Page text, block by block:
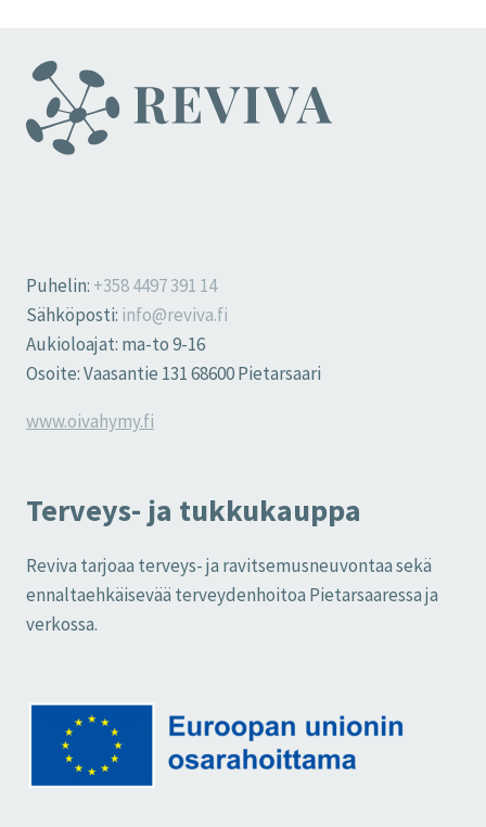
Puhelin: +358 4497 391 14
Sähköposti: info@reviva.fi
Aukioloajat: ma-to 9-16
Osoite: Vaasantie 131 68600 Pietarsaari
www.oivahymy.fi
Terveys- ja tukkukauppa
Reviva tarjoaa terveys- ja ravitsemusneuvontaa sekä
ennaltaehkäisevää terveydenhoitoa Pietarsaaressa ja
verkossa.